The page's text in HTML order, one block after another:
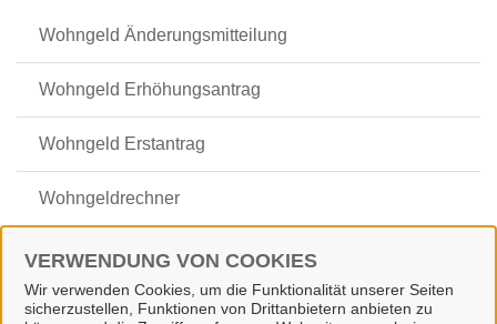
VERWENDUNG VON COOKIES
Wir verwenden Cookies, um die Funktionalität unserer Seiten
sicherzustellen, Funktionen von Drittanbietern anbieten zu
Wohngeld Änderungsmitteilung
Wohngeld Erhöhungsantrag
Wohngeld Erstantrag
Wohngeldrechner
Wohngeld Weiterleistungsantrag
Wunschkennzeichen